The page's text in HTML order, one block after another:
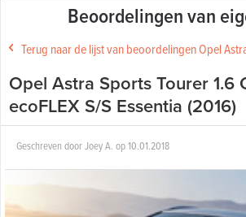
Beoordelingen van
Terug naar de lijst van beoordelingen Opel
Opel Astra Sports Tourer 1.6
ecoFLEX S/S Essentia (2016)
Geschreven doorJoey A. op10.01.2018